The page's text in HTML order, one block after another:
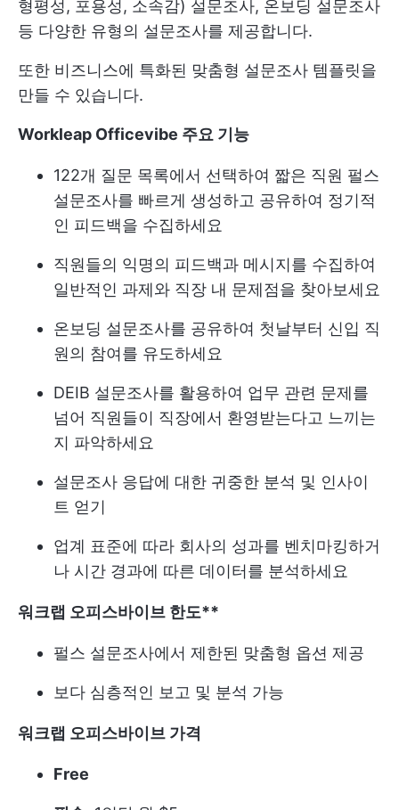
형평성, 포용성, 소속감) 설문조사, 온보딩 설문조사
등 다양한 유형의 설문조사를 제공합니다.
또한 비즈니스에 특화된 맞춤형 설문조사 템플릿을
만들 수 있습니다.
Workleap Officevibe 주요 기능
122개 질문 목록에서 선택하여 짧은 직원 펄스
설문조사를 빠르게 생성하고 공유하여 정기적
인 피드백을 수집하세요
직원들의 익명의 피드백과 메시지를 수집하여
일반적인 과제와 직장 내 문제점을 찾아보세요
온보딩 설문조사를 공유하여 첫날부터 신입 직
원의 참여를 유도하세요
DEIB 설문조사를 활용하여 업무 관련 문제를
넘어 직원들이 직장에서 환영받는다고 느끼는
지 파악하세요
설문조사 응답에 대한 귀중한 분석 및 인사이
트 얻기
업계 표준에 따라 회사의 성과를 벤치마킹하거
나 시간 경과에 따른 데이터를 분석하세요
워크랩 오피스바이브 한도**
펄스 설문조사에서 제한된 맞춤형 옵션 제공
보다 심층적인 보고 및 분석 가능
워크랩 오피스바이브 가격
Free